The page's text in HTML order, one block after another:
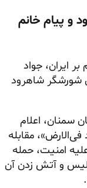
و پیام خانم
ایران، جواد
شورشگر شاهرود
سمنان، اعلام
مقابله
امنیت، حمله
و آتش زدن آن